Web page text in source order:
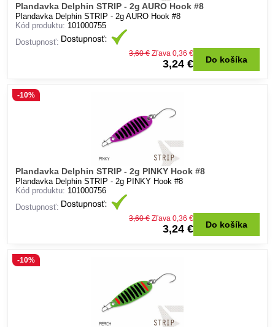
Plandavka Delphin STRIP - 2g AURO Hook #8
Plandavka Delphin STRIP - 2g AURO Hook #8
Kód produktu: 101000755
Dostupnosť:
3,24 €
3,60 € Zľava 0,36 €
Do košíka
Plandavka Delphin STRIP - 2g PINKY Hook #8
-10%
Plandavka Delphin STRIP - 2g PINKY Hook #8
Kód produktu: 101000756
Dostupnosť:
3,24 €
3,60 € Zľava 0,36 €
Do košíka
-10%